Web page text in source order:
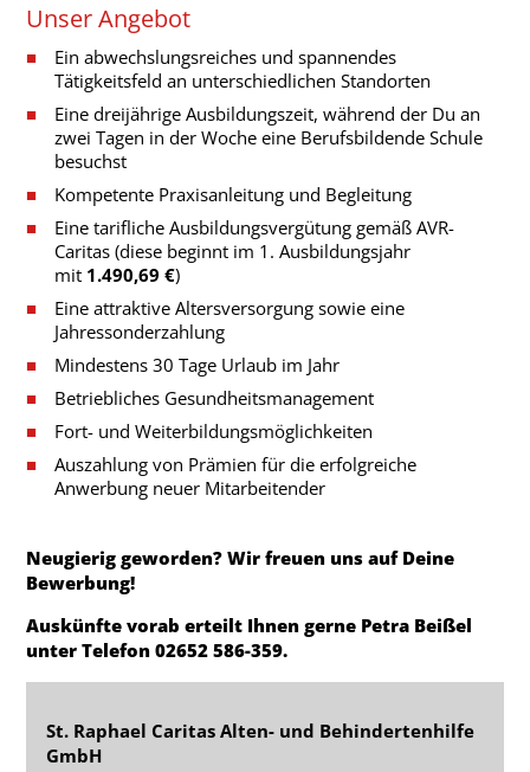
Unser Angebot
Ein abwechslungsreiches und spannendes
Tätigkeitsfeld an unterschiedlichen Standorten
Eine dreijährige Ausbildungszeit, während der Du an
zwei Tagen in der Woche eine Berufsbildende Schule
besuchst
Kompetente Praxisanleitung und Begleitung
Eine tarifliche Ausbildungsvergütung gemäß AVR-
Caritas (diese beginnt im 1. Ausbildungsjahr
mit 1.490,69 €)
Eine attraktive Altersversorgung sowie eine
Jahressonderzahlung
Mindestens 30 Tage Urlaub im Jahr
Betriebliches Gesundheitsmanagement
Fort- und Weiterbildungsmöglichkeiten
Auszahlung von Prämien für die erfolgreiche
Anwerbung neuer Mitarbeitender
Neugierig geworden? Wir freuen uns auf Deine
Bewerbung!
Auskünfte vorab erteilt Ihnen gerne Petra Beißel
unter Telefon 02652 586-359.
St. Raphael Caritas Alten- und Behindertenhilfe
GmbH